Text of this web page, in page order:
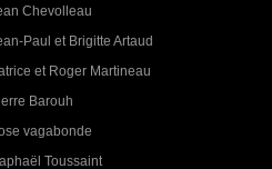
Chevolleau
Paul et Brigitte Artaud
et Roger Martineau
Barouh
vagabonde
Toussaint